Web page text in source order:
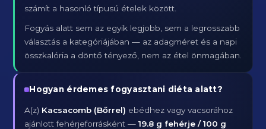
számít a hasonló típusú ételek között.
Fogyás alatt sem az egyik legjobb, sem a legrosszabb
választás a kategóriájában — az adagméret és a napi
összkalória a döntő tényező, nem az étel önmagában.
Hogyan érdemes fogyasztani diéta alatt?
A(z) Kacsacomb (Bőrrel) ebédhez vagy vacsorához
ajánlott fehérjeforrásként —19.8 g fehérje / 100 g